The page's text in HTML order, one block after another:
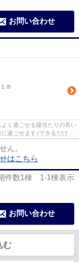
お問い合わせ
８
く過ごせる陽当たりの良い
過ごせます♪できるだけ早
ん。
はこちら
件数1棟 1-1棟表示
お問い合わせ
む